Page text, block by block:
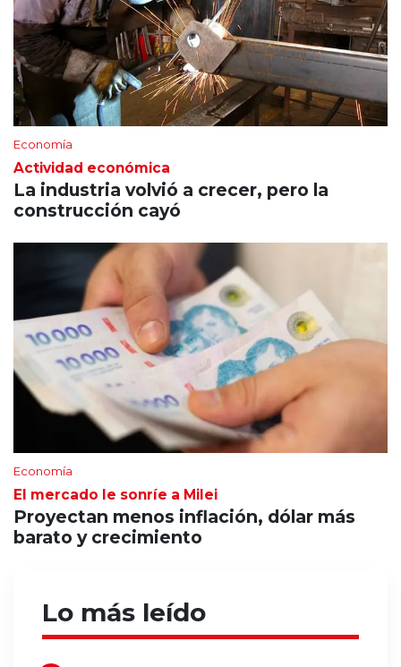
Economía
Actividad económica
La industria volvió a crecer, pero la
construcción cayó
Economía
El mercado le sonríe a Milei
Proyectan menos inflación, dólar más
barato y crecimiento
Lo más leído